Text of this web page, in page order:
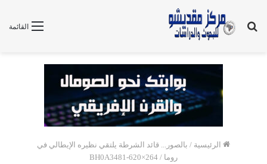
القائمة
بحث
الرئيسية / بالصور... قائد الشرطة يلتقي نظيره الإيطالي في
روما /
BH0A3481-620×264